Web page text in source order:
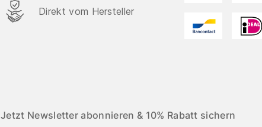
Direkt vom Hersteller
Jetzt Newsletter abonnieren & 10% Rabatt sichern